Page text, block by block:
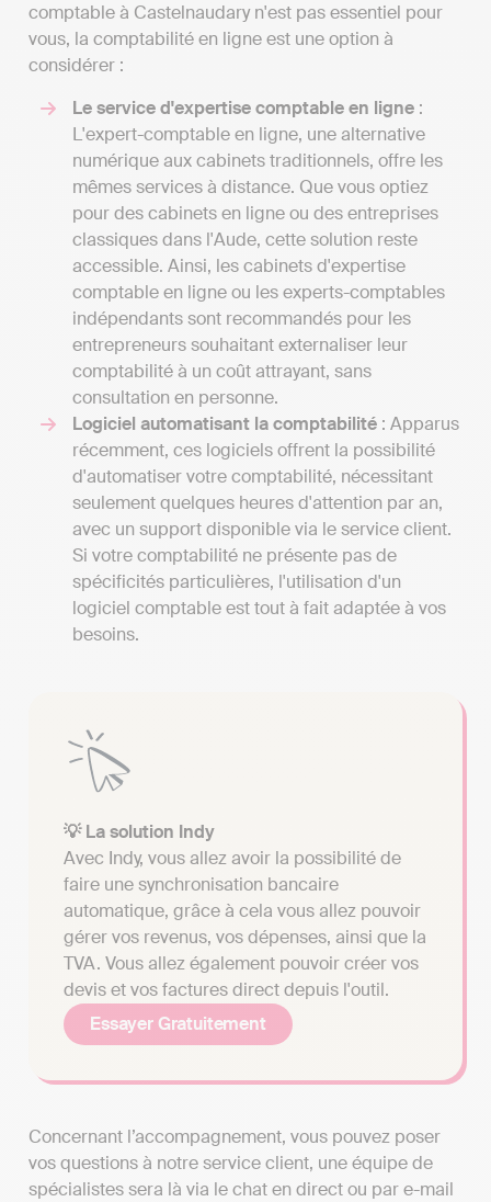
comptable à Castelnaudary n'est pas essentiel pour
vous, la comptabilité en ligne est une option à
considérer :
Le service d'expertise comptable en ligne :
L'expert-comptable en ligne, une alternative
numérique aux cabinets traditionnels, offre les
mêmes services à distance. Que vous optiez
pour des cabinets en ligne ou des entreprises
classiques dans l'Aude, cette solution reste
accessible. Ainsi, les cabinets d'expertise
comptable en ligne ou les experts-comptables
indépendants sont recommandés pour les
entrepreneurs souhaitant externaliser leur
comptabilité à un coût attrayant, sans
consultation en personne.
Logiciel automatisant la comptabilité : Apparus
récemment, ces logiciels offrent la possibilité
d'automatiser votre comptabilité, nécessitant
seulement quelques heures d'attention par an,
avec un support disponible via le service client.
Si votre comptabilité ne présente pas de
spécificités particulières, l'utilisation d'un
logiciel comptable est tout à fait adaptée à vos
besoins.
💡 La solution Indy
Avec Indy, vous allez avoir la possibilité de
faire une synchronisation bancaire
automatique, grâce à cela vous allez pouvoir
gérer vos revenus, vos dépenses, ainsi que la
TVA. Vous allez également pouvoir créer vos
devis et vos factures direct depuis l'outil.
Essayer Gratuitement
Concernant l’accompagnement, vous pouvez poser
vos questions à notre service client, une équipe de
spécialistes sera là via le chat en direct ou par e-mail